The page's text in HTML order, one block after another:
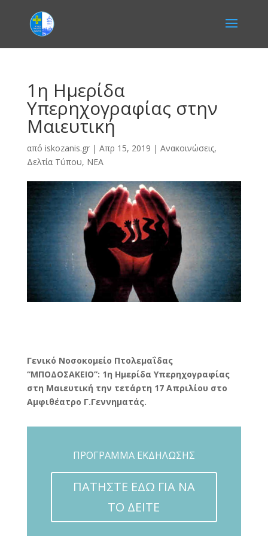
1η Ημερίδα
Υπερηχογραφίας στην
Μαιευτική
από iskozanis.gr| Απρ 15, 2019 | Ανακοινώσεις,
Δελτία Τύπου, ΝΕΑ
Γενικό Νοσοκομείο Πτολεμαΐδας
“ΜΠΟΔΟΣΑΚΕΙΟ”: 1η Ημερίδα Υπερηχογραφίας
στη Μαιευτική την τετάρτη 17 Απριλίου στο
Αμφιθέατρο Γ.Γεννηματάς.
ΠΡΟΓΡΑΜΜΑ ΕΚΔΗΛΩΣΗΣ
ΠΑΤΗΣΤΕ ΕΔΩ ΓΙΑ ΝΑ
ΤΟ ΔΕΙΤΕ